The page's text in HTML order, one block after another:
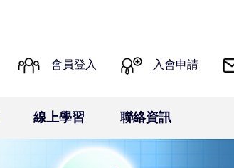
線上學習 聯絡資訊
會員登入 入會申請